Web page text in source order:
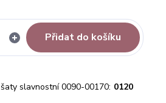
Přidat do košíku
šaty slavnostní 0090-00170: 0120